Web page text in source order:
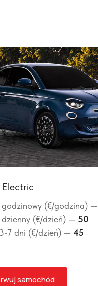
godzinowy (€/godzina) —
dzienny (€/dzień) — 50
7 dni (€/dzień) — 45
samochód